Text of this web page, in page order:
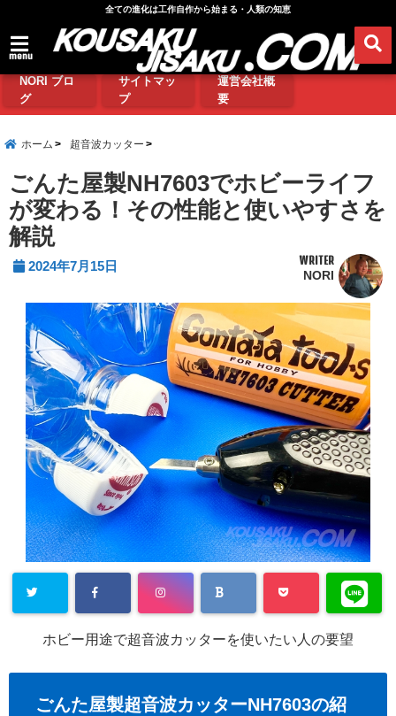
全ての進化は工作自作から始まる・人類の知恵
menu
NORI ブロ
グ
サイトマッ
プ
運営会社概
要
ホーム 超音波カッター
ごんた屋製NH7603でホビーライフ
が変わる！その性能と使いやすさを
解説
2024年7月15日 WRITER
NORI
ホビー用途で超音波カッターを使いたい人の要望
ごんた屋製超音波カッターNH7603の紹